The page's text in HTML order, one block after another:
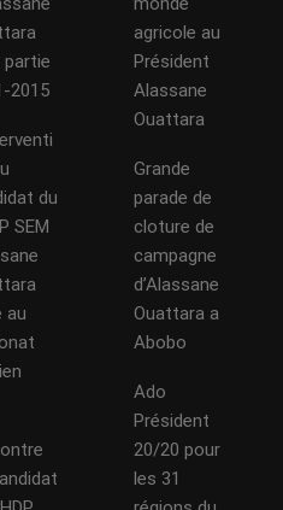
partie
2015
du
SEM
au
agricole au
Président
Alassane
Ouattara
Grande
parade de
cloture de
campagne
d’Alassane
Ouattara a
Abobo
Ado
Président
20/20 pour
les 31